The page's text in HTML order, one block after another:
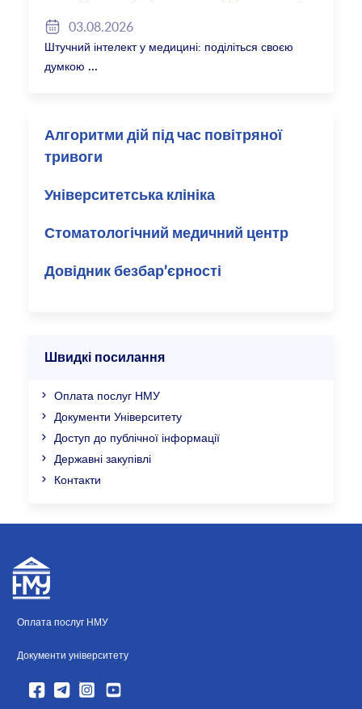
03.08.2026
Штучний інтелект у медицині: поділіться своєю
думкою
Алгоритми дій під час повітряної
тривоги
Університетська клініка
Стоматологічний медичний центр
Довідник безбар’єрності
Швидкі посилання
Оплата послуг НМУ
Документи Університету
Доступ до публічної інформації
Державні закупівлі
Контакти
Оплата послуг НМУ
Документи університету